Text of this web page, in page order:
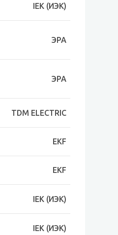
IEK (ИЭК)
ЭРА
ЭРА
TDM ELECTRIC
EKF
EKF
IEK (ИЭК)
IEK (ИЭК)